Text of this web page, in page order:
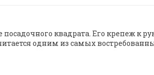
квадрата. Его крепеж к
одним из самых